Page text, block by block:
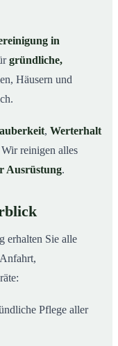
im Einsatz
in
gründliche,
Häusern und
, Werterhalt
Wir reinigen alles
Ausrüstung.
erhalten Sie alle
Pflege aller